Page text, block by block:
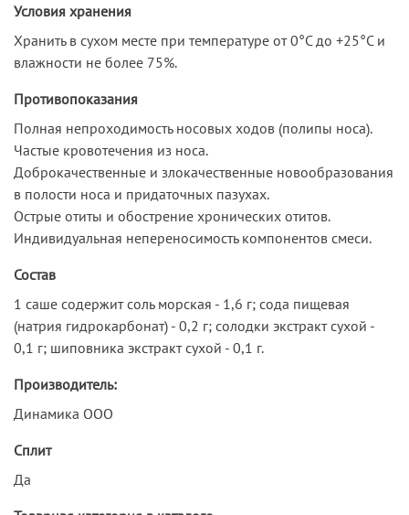
Условия хранения
Хранить в сухом месте при температуре от 0°С до +25°С и
влажности не более 75%.
Противопоказания
Полная непроходимость носовых ходов (полипы носа).
Частые кровотечения из носа.
Доброкачественные и злокачественные новообразования
в полости носа и придаточных пазухах.
Острые отиты и обострение хронических отитов.
Индивидуальная непереносимость компонентов смеси.
Состав
1 саше содержит соль морская - 1,6 г; сода пищевая
(натрия гидрокарбонат) - 0,2 г; солодки экстракт сухой -
0,1 г; шиповника экстракт сухой - 0,1 г.
Производитель:
Динамика ООО
Сплит
Да